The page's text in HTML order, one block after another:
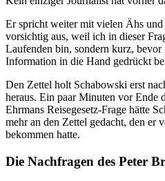
Er spricht weiter mit vielen Ähs
vorsichtig aus, weil ich in dieser
Laufenden bin, sondern kurz,
Information in die Hand gedrückt
Den Zettel holt Schabowski erst
heraus. Ein paar Minuten vor Ende
Ehrmans Reisegesetz-Frage hätte
mehr an den Zettel gedacht, den er
bekommen hatte.
Die Nachfragen des Peter